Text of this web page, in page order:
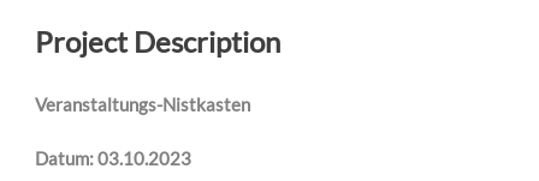
Project Description
Veranstaltungs-Nistkasten
Datum: 03.10.2023